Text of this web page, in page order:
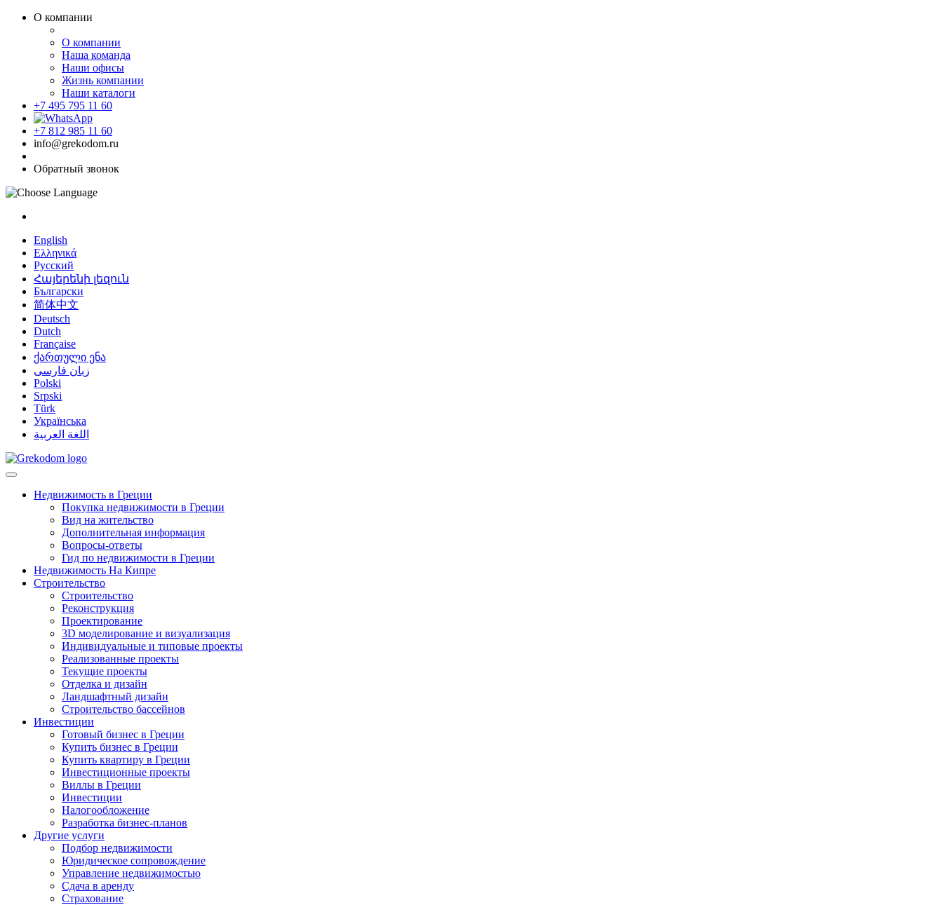
О компании
О компании
Наша команда
Наши офисы
Жизнь компании
Наши каталоги
+7 495 795 11 60
+7 812 985 11 60
info@grekodom.ru
Обратный звонок
English
Ελληνικά
Русский
Հայերենի լեզուն
Български
简体中文
Deutsch
Dutch
Française
ქართული ენა
زبان فارسی
Polski
Srpski
Türk
Українська
اللغة العربية
Недвижимость в Греции
Покупка недвижимости в Греции
Вид на жительство
Дополнительная информация
Вопросы-ответы
Гид по недвижимости в Греции
Недвижимость На Кипре
Строительство
Строительство
Реконструкция
Проектирование
3D моделирование и визуализация
Индивидуальные и типовые проекты
Реализованные проекты
Текущие проекты
Отделка и дизайн
Ландшафтный дизайн
Строительство бассейнов
Инвестиции
Готовый бизнес в Греции
Купить бизнес в Греции
Купить квартиру в Греции
Инвестиционные проекты
Виллы в Греции
Инвестиции
Налогообложение
Разработка бизнес-планов
Другие услуги
Подбор недвижимости
Юридическое сопровождение
Управление недвижимостью
Сдача в аренду
Страхование